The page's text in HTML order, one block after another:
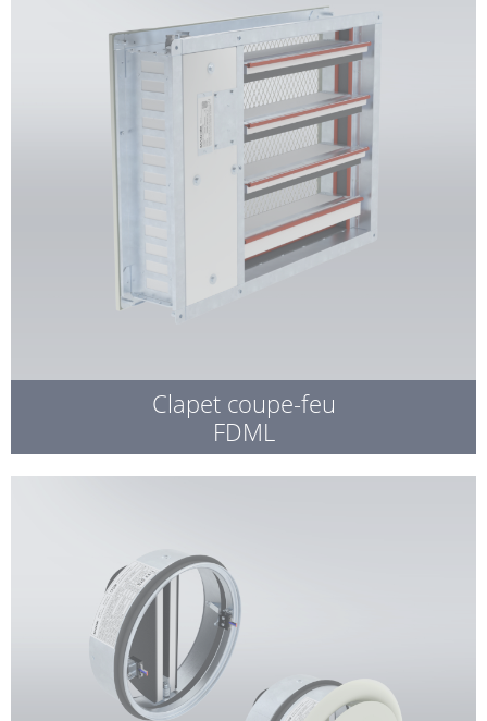
Clapet coupe-feu
FDML